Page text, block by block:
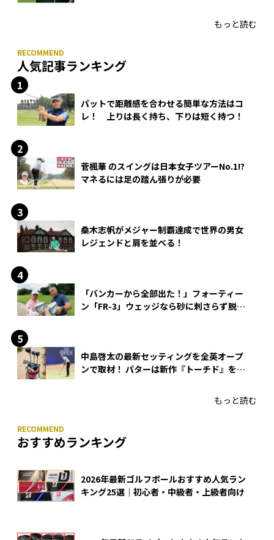
もっと読む
人気記事ランキング
パットで距離感を合わせる簡単な方法はコ
レ！ 上りは長く持ち、下りは短く持つ！
菅楓華 のスイングは日本女子ツアーNo.1!?
マネるには足の踏ん張りが必要
桑木志帆がメジャー制覇達成で世界の男女
レジェンドと肩を並べる！
「バンカーから全部出た！」フォーティー
ン「FR-3」ウェッジなら砂に刺さらず脱出
中島啓太の最新セッティングを全英オープ
ンで取材！ パターは新作『トーチド』を投
もっと読む
おすすめランキング
2026年最新ゴルフボールおすすめ人気ラン
キング25選｜初心者・中級者・上級者向け